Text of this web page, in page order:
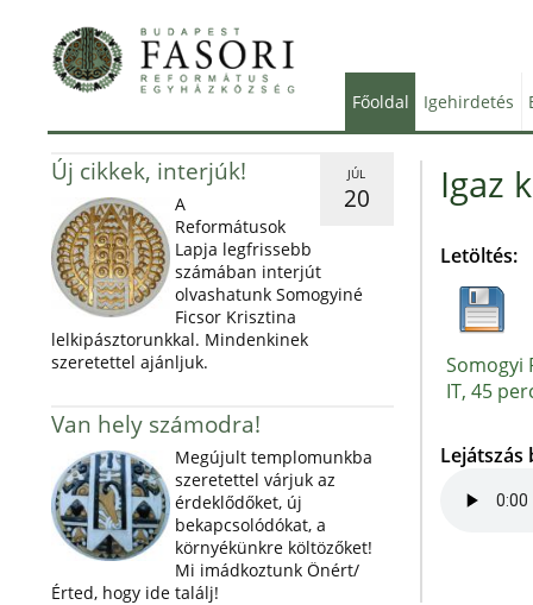
Főoldal Igehirdetés
JÚL
20
Új cikkek, interjúk!
A
Reformátusok
Lapja legfrissebb
számában interjút
olvashatunk Somogyiné
Ficsor Krisztina
lelkipásztorunkkal. Mindenkinek
szeretettel ajánljuk.
Van hely számodra!
Megújult templomunkba
szeretettel várjuk az
érdeklődőket, új
bekapcsolódókat, a
környékünkre költözőket!
Mi imádkoztunk Önért/
Érted, hogy ide találj!
Igaz
Letöltés:
Somogyi
IT, 45
Lejátszás